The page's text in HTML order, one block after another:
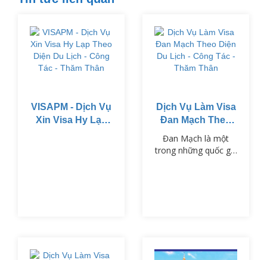
VISAPM - Dịch Vụ
Xin Visa Hy Lạp
Dịch Vụ Làm Visa
Đan Mạch Theo
Diện Du Lịch -
Công Tác - Thăm
Thân
Đan Mạch là một
trong những quốc gia